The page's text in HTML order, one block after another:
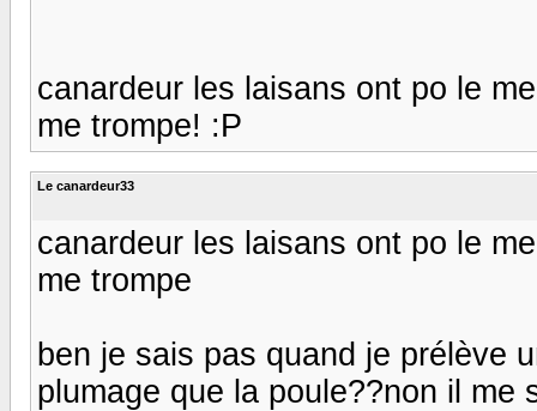
canardeur les laisans ont po le
me trompe! :P
Le canardeur33
canardeur les laisans ont po le
me trompe
ben je sais pas quand je prélève
plumage que la poule??non il me